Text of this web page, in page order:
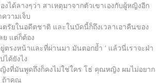
องได้ลางๆว่า สาเหตุมาจากตัวเขาเองกับผู้หญิงอีก
วามเจ็บ
รัยในอดีตชาติ และในบัดนี้ก็ถึงเวลาเอาคืนของ
ย แต่ก็ต้อง
ตรงหน้าและที่ผ่านมา มันตอกย้ำ ‘ แล้วนี่เราจะฝ่า
ได้ยังไง
งที่มันพูดถึงก็คงไม่ใช่ใคร โธ่ คุณหญิง ผมไม่อยาก
ถ้าคุณ